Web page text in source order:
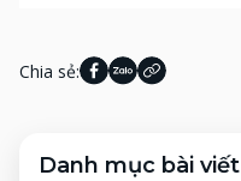
Chia sẻ:
Danh mục bài viết